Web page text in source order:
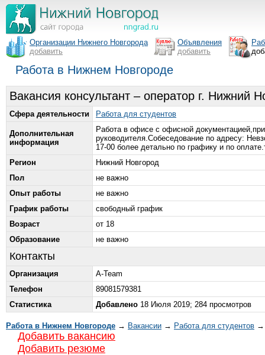
Организации Нижнего Новгорода
добавить
Объявления
добавить
Работа в Нижнем Новгороде
Вакансия консультант – оператор г. Нижний
Сфера деятельности Работа для студентов
Дополнительная
информация
Работа в офисе с офисной
руководителя.Собеседование по адресу:
17-00 более детально по графику и по
Регион
Нижний Новгород
Пол
не важно
Опыт работы
не важно
График работы
свободный график
Возраст
от 18
Образование
не важно
Контакты
Организация
A-Team
Телефон
89081579381
Статистика
Добавлено 18 Июля 2019; 284 просмотров
Работа в Нижнем Новгороде → Вакансии → Работа для студентов →
Добавить вакансию
Добавить резюме